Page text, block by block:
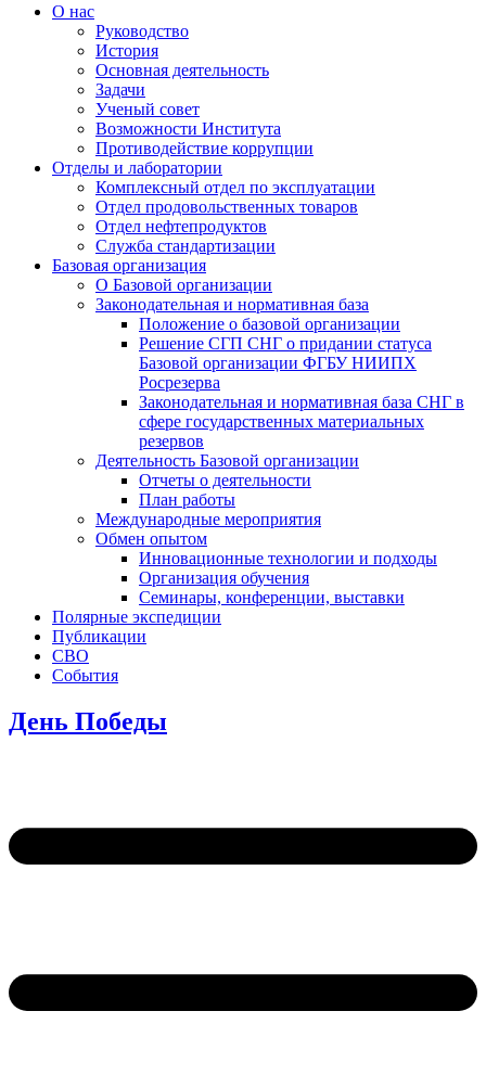
О нас
Руководство
История
Основная деятельность
Задачи
Ученый совет
Возможности Института
Противодействие коррупции
Отделы и лаборатории
Комплексный отдел по эксплуатации
Отдел продовольственных товаров
Отдел нефтепродуктов
Служба стандартизации
Базовая организация
О Базовой организации
Законодательная и нормативная база
Положение о базовой организации
Решение СГП СНГ о придании статуса
Базовой организации ФГБУ НИИПХ
Росрезерва
Законодательная и нормативная база СНГ в
сфере государственных материальных
резервов
Деятельность Базовой организации
Отчеты о деятельности
План работы
Международные мероприятия
Обмен опытом
Инновационные технологии и подходы
Организация обучения
Семинары, конференции, выставки
Полярные экспедиции
Публикации
СВО
События
День Победы